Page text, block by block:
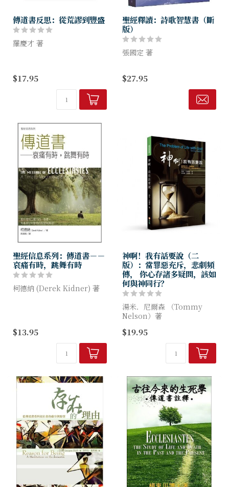
傳道書反思：從荒謬到豐盛
羅慶才 著
雖然人生有很多無法理解之
謎，但自始至終，傳道書作者
沒有放棄以神為本的探索方
法，並且認為人生...
$17.95
聖經釋讀：詩歌智慧書（斷
版）
張國定 著
慧，也表述了上帝的啟示。作
者希望讀者在欣賞詩歌智慧書
中的詩歌之餘，更能明白當中
深湛和屬靈的意義，並得著智
$27.95
聖經信息系列：傳道書－－
哀痛有時，跳舞有時
柯德納 (Derek Kidner) 著
約書卷。他對希伯來詩歌的愛
$13.95
神啊！我有話要說（二
版）：當罪惡充斥，悲劇頻
傳， 你心存諸多疑問，該如
何與神同行？
湯米．尼爾森 （Tommy
Nelson）著
聖經能回答這些難解的奧祕
嗎？作者闡述神在傳道書中所
啟示的智慧，幫助我們了解聖
經如何回答這些問題，
$19.95